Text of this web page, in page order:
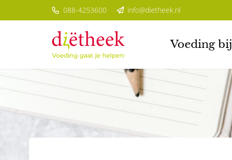
088-4253600 info@dietheek.nl
Voeding bij